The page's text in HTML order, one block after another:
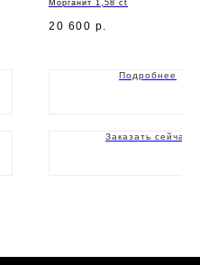
Морганит 1,58 ct
20 600 р.
Подробнее
Заказать сейчас